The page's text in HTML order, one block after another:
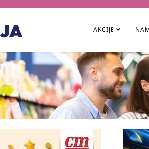
AKCIJE